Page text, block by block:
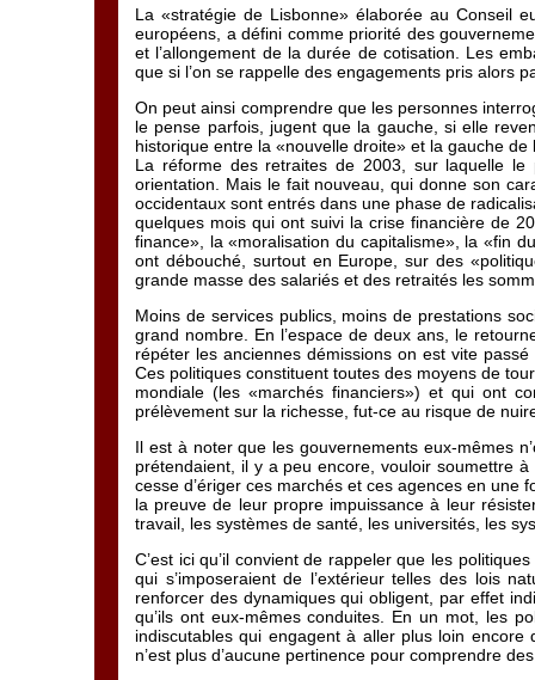
La «stratégie de Lisbonne» élaborée au Conseil
européens, a défini comme priorité des
et l’allongement de la durée de cotisation. Les
que si l’on se rappelle des engagements pris alors
On peut ainsi comprendre que les personnes
le pense parfois, jugent que la gauche, si elle
historique entre la «nouvelle droite» et la gauche
La réforme des retraites de 2003, sur laquelle le
orientation. Mais le fait nouveau, qui donne son
occidentaux sont entrés dans une phase de
quelques mois qui ont suivi la crise financière de
finance», la «moralisation du capitalisme», la «fin
ont débouché, surtout en Europe, sur des
grande masse des salariés et des retraités les
Moins de services publics, moins de prestations
grand nombre. En l’espace de deux ans, le
répéter les anciennes démissions on est vite
Ces politiques constituent toutes des moyens de
mondiale (les «marchés financiers») et qui ont
prélèvement sur la richesse, fut-ce au risque de
Il est à noter que les gouvernements eux-mêmes
prétendaient, il y a peu encore, vouloir soumettre
cesse d’ériger ces marchés et ces agences en
la preuve de leur propre impuissance à leur
travail, les systèmes de santé, les universités, les
C’est ici qu’il convient de rappeler que les
qui s’imposeraient de l’extérieur telles des lois
renforcer des dynamiques qui obligent, par effet
qu’ils ont eux-mêmes conduites. En un mot, les
indiscutables qui engagent à aller plus loin encore
n’est plus d’aucune pertinence pour comprendre